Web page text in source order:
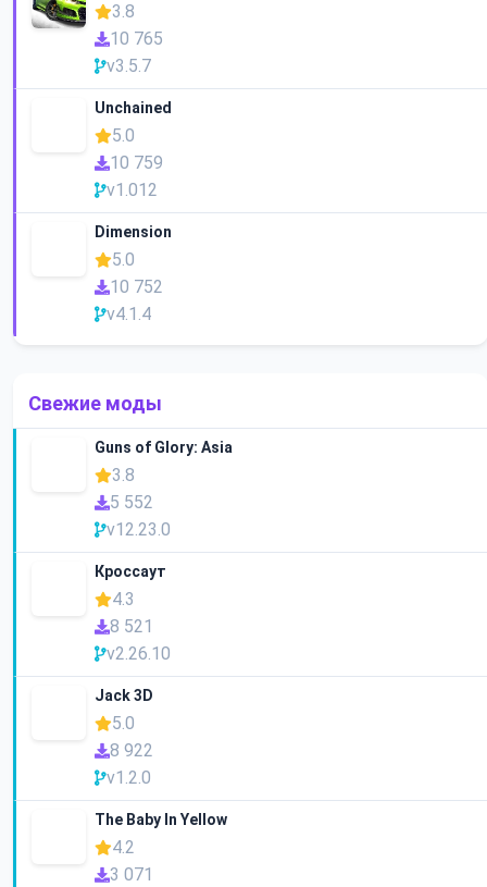
3.8
10 765
v3.5.7
Unchained
5.0
10 759
v1.012
Dimension
5.0
10 752
v4.1.4
Свежие моды
Guns of Glory: Asia
3.8
5 552
v12.23.0
Кроссаут
4.3
8 521
v2.26.10
Jack 3D
5.0
8 922
v1.2.0
The Baby In Yellow
4.2
3 071